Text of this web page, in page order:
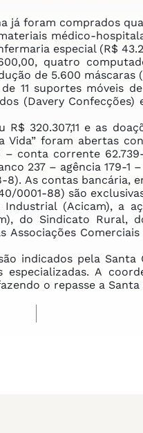
já foram comprados
médico-
especial (R$
quatro
de 5.600 máscaras
11 suportes móveis
(Davery
320.307,11 e as
Vida” foram abertas
conta corrente
237 – agência 179-1
As contas bancária,
0001-88) são
(Acicam), a
do Sindicato Rural,
Associações
indicados pela Santa
A
o repasse a Santa